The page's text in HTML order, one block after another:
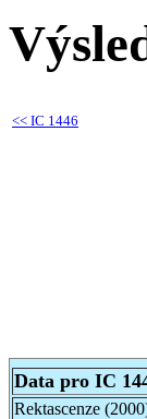
<< IC 1446
Data pro IC
Rektascenze